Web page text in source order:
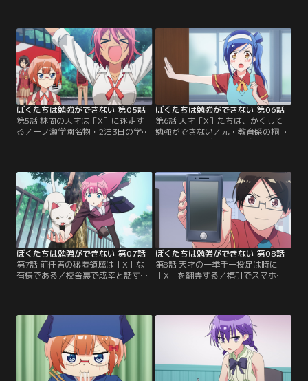
成幸に続けて欲しい文乃たちは、テ
スト勉強にさらに意欲を高める！後
日、成幸は理珠に頼まれて彼女の家
が経営する「緒方うどん」を訪れ
る。店を離れることができない理珠
の勉強を見るためだ。【提供：バン
ダイチャンネル】
学校には太る要因がいっぱい。空腹
をこらえる姿を心配する成幸に、文
乃は「触って確かめて」とお腹を差
し出して…！？そんな中、自習中の
理珠の前に現れた白衣の女生徒。
【提供：バンダイチャンネル】
ぼくたちは勉強ができない 第05話
第5話 林間の天才は［X］に迷走す
る／一ノ瀬学園名物・2泊3日の学習
い。成幸と文乃たちの楽しそうな様
子を見て不機嫌になり、ついには一
方的にキレて合宿所を飛び出してし
まった！夕方、理珠がいないことを
紗和子から聞いた成幸は、理珠を探
しに外へ。【提供：バンダイチャン
ネル】
ぼくたちは勉強ができない 第06話
第6話 天才［X］たちは、かくして
勉強ができない／元・教育係の桐須
真冬先生に呼び出された成幸は、合
アの前では、心配した文乃が聞き耳
を立てていた。聞こえてきた「不純
異性交遊」という言葉を頼りに、文
乃たちは入れ替わり立ち替わり成幸
の弁護をするが…。【提供：バンダ
イチャンネル】
ぼくたちは勉強ができない 第07話
第7話 前任者の秘匿領域は［X］な
有様である／校舎裏で成幸と話す
な理珠を怒らせてしまったと慌てる
文乃。文乃はさっきのハグをチャラ
にしようと…？放課後、猫を助けて
ケガをした真冬を送るため、成幸は
彼女の部屋を訪れることに。【提
供：バンダイチャンネル】
ぼくたちは勉強ができない 第08話
第8話 天才の一挙手一投足は時に
［X］を翻弄する／福引でスマホを
強が効果的であることを知り、さっ
そく実践することに。邪魔が入らず
防水スマホで調べものも楽！お風呂
での勉強がすっかり気に入った成
幸。【提供：バンダイチャンネル】